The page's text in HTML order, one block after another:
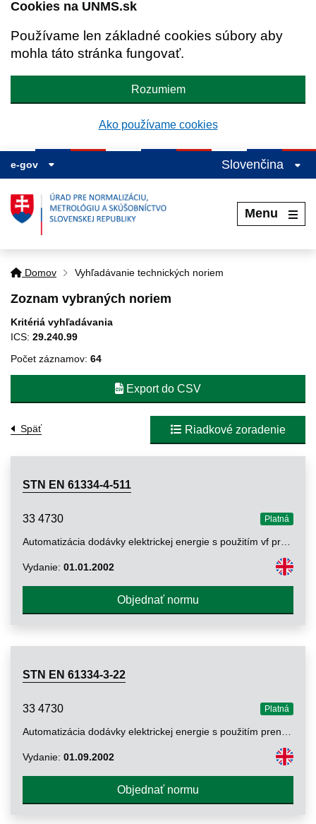
Cookies na UNMS.sk
Používame len základné cookies súbory aby
mohla táto stránka fungovať.
Rozumiem
Ako používame cookies
e-gov Slovenčina
Menu
Domov Vyhľadávanie technických noriem
Zoznam vybraných noriem
Kritériá vyhľadávania
ICS: 29.240.99
Počet záznamov: 64
Export do CSV
Späť Riadkové zoradenie
STN EN 61334-4-511
33 4730 Platná
Vydanie: 01.01.2002
Objednať normu
STN EN 61334-3-22
33 4730 Platná
Vydanie: 01.09.2002
Objednať normu